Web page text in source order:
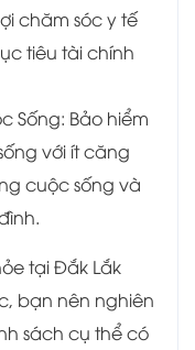
chăm sóc y tế
tiêu tài chính
Sống: Bảo hiểm
với ít căng
cuộc sống và
tại Đắk Lắk
bạn nên nghiên
sách cụ thể có